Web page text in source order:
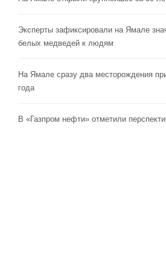
Эксперты зафиксировали на Ямале
белых медведей к людям
На Ямале сразу два месторождения
года
В «Газпром нефти» отметили